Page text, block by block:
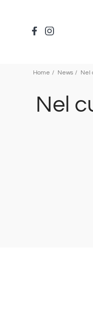
Home News Nel
Nel